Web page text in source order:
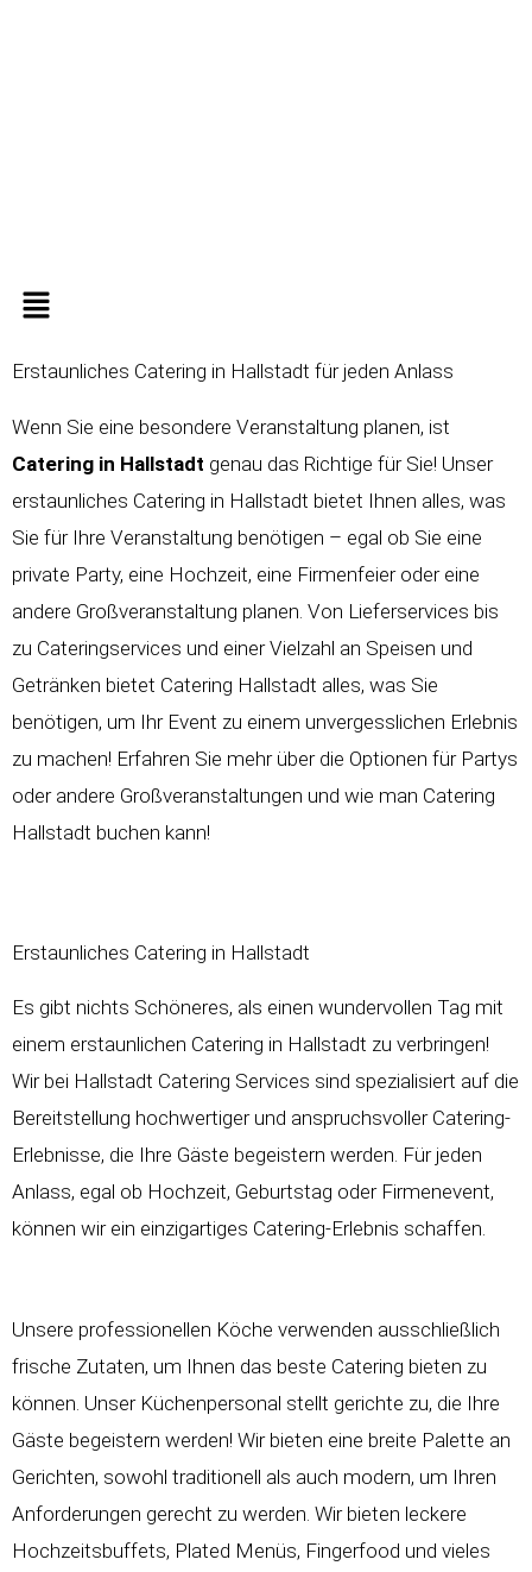
Menü
Erstaunliches Catering in Hallstadt für jeden Anlass
Wenn Sie eine besondere Veranstaltung planen, ist
Catering in Hallstadt genau das Richtige für Sie! Unser
erstaunliches Catering in Hallstadt bietet Ihnen alles, was
Sie für Ihre Veranstaltung benötigen – egal ob Sie eine
private Party, eine Hochzeit, eine Firmenfeier oder eine
andere Großveranstaltung planen. Von Lieferservices bis
zu Cateringservices und einer Vielzahl an Speisen und
Getränken bietet Catering Hallstadt alles, was Sie
benötigen, um Ihr Event zu einem unvergesslichen Erlebnis
zu machen! Erfahren Sie mehr über die Optionen für Partys
oder andere Großveranstaltungen und wie man Catering
Hallstadt buchen kann!
Erstaunliches Catering in Hallstadt
Es gibt nichts Schöneres, als einen wundervollen Tag mit
einem erstaunlichen Catering in Hallstadt zu verbringen!
Wir bei Hallstadt Catering Services sind spezialisiert auf die
Bereitstellung hochwertiger und anspruchsvoller Catering-
Erlebnisse, die Ihre Gäste begeistern werden. Für jeden
Anlass, egal ob Hochzeit, Geburtstag oder Firmenevent,
können wir ein einzigartiges Catering-Erlebnis schaffen.
Unsere professionellen Köche verwenden ausschließlich
frische Zutaten, um Ihnen das beste Catering bieten zu
können. Unser Küchenpersonal stellt gerichte zu, die Ihre
Gäste begeistern werden! Wir bieten eine breite Palette an
Gerichten, sowohl traditionell als auch modern, um Ihren
Anforderungen gerecht zu werden. Wir bieten leckere
Hochzeitsbuffets, Plated Menüs, Fingerfood und vieles